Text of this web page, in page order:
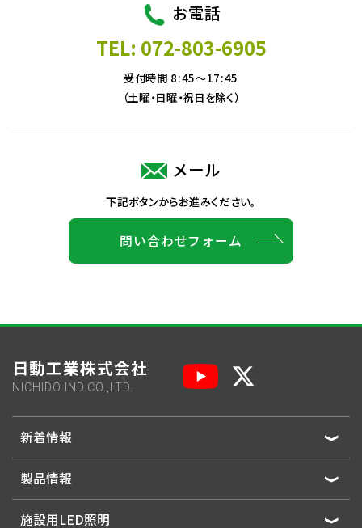
お電話
TEL: 072-803-6905
受付時間 8:45～17:45
（土曜・日曜・祝日を除く）
メール
下記ボタンからお進みください。
問い合わせフォーム
日動工業株式会社
NICHIDO IND.CO.,LTD.
新着情報
製品情報
施設用LED照明